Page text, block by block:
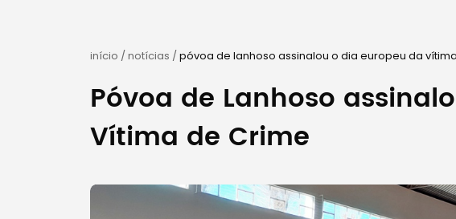
início /notícias /póvoa de lanhoso assinalou o dia europeu da
Póvoa de Lanhoso
Vítima de Crime